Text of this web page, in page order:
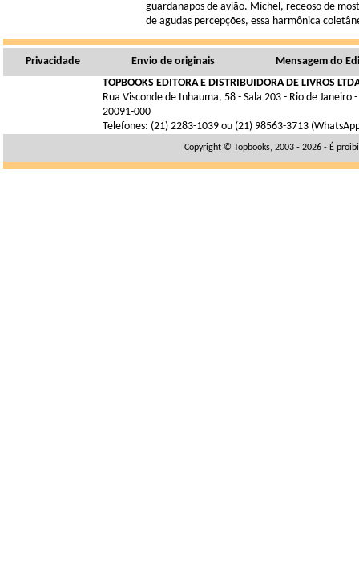
guardanapos de avião. Michel, receoso de
de agudas percepções, essa harmônica
Privacidade Envio de originais
Mensagem do
TOPBOOKS EDITORA E DISTRIBUIDORA DE LIVROS
Rua Visconde de Inhauma, 58 - Sala 203 - Rio de Janeiro -
20091-000
Telefones: (21) 2283-1039 ou (21) 98563-3713
Copyright © Topbooks, 2003 - 2026 - É